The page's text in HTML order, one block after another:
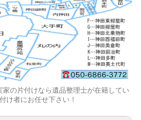
の片付けなら遺品整理士が在籍してい
け者にお任せ下さい！